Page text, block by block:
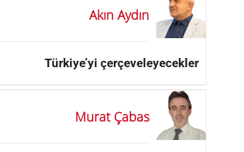
Akın Aydın
Türkiye’yi çerçeveleyecekler
Murat Çabas